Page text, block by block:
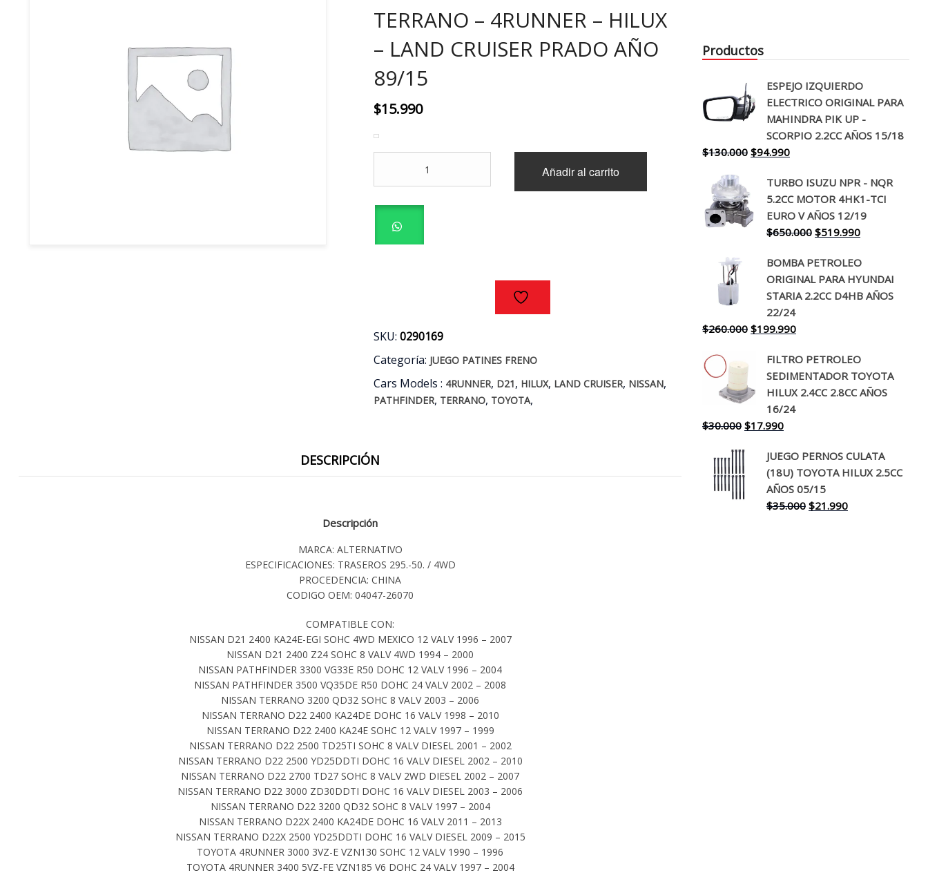
TERRANO – 4RUNNER – HILUX
– LAND CRUISER PRADO AÑO
89/15
$15.990
FRENO
NISSAN
PATHFINDER
HILUX
LAND
CRUISER
PRADO
AÑO
Añadir al carrito
SKU:0290169
Categoría: JUEGO PATINES FRENO
Cars Models : 4RUNNER, D21, HILUX, LAND CRUISER, NISSAN,
PATHFINDER, TERRANO, TOYOTA,
DESCRIPCIÓN
Descripción
MARCA: ALTERNATIVO
ESPECIFICACIONES: TRASEROS 295.-50. / 4WD
PROCEDENCIA: CHINA
CODIGO OEM: 04047-26070
COMPATIBLE CON:
NISSAN D21 2400 KA24E-EGI SOHC 4WD MEXICO 12 VALV 1996 – 2007
NISSAN D21 2400 Z24 SOHC 8 VALV 4WD 1994 – 2000
NISSAN PATHFINDER 3300 VG33E R50 DOHC 12 VALV 1996 – 2004
NISSAN PATHFINDER 3500 VQ35DE R50 DOHC 24 VALV 2002 – 2008
NISSAN TERRANO 3200 QD32 SOHC 8 VALV 2003 – 2006
NISSAN TERRANO D22 2400 KA24DE DOHC 16 VALV 1998 – 2010
NISSAN TERRANO D22 2400 KA24E SOHC 12 VALV 1997 – 1999
NISSAN TERRANO D22 2500 TD25TI SOHC 8 VALV DIESEL 2001 – 2002
NISSAN TERRANO D22 2500 YD25DDTI DOHC 16 VALV DIESEL 2002 – 2010
NISSAN TERRANO D22 2700 TD27 SOHC 8 VALV 2WD DIESEL 2002 – 2007
NISSAN TERRANO D22 3000 ZD30DDTI DOHC 16 VALV DIESEL 2003 – 2006
NISSAN TERRANO D22 3200 QD32 SOHC 8 VALV 1997 – 2004
NISSAN TERRANO D22X 2400 KA24DE DOHC 16 VALV 2011 – 2013
NISSAN TERRANO D22X 2500 YD25DDTI DOHC 16 VALV DIESEL 2009 – 2015
TOYOTA 4RUNNER 3000 3VZ-E VZN130 SOHC 12 VALV 1990 – 1996
TOYOTA 4RUNNER 3400 5VZ-FE VZN185 V6 DOHC 24 VALV 1997 – 2004
Productos
ESPEJO IZQUIERDO
ELECTRICO ORIGINAL PARA
MAHINDRA PIK UP -
SCORPIO 2.2CC AÑOS 15/18
$130.000 El
original
era:
$130.000.
$94.990El
actual
es:
$94.990.
TURBO ISUZU NPR - NQR
5.2CC MOTOR 4HK1-TCI
EURO V AÑOS 12/19
$650.000 El
original
era:
$650.000.
$519.990El
actual
es:
$519.990.
BOMBA PETROLEO
ORIGINAL PARA HYUNDAI
STARIA 2.2CC D4HB AÑOS
22/24
$260.000 El
original
era:
$260.000.
$199.990El
actual
es:
$199.990.
FILTRO PETROLEO
SEDIMENTADOR TOYOTA
HILUX 2.4CC 2.8CC AÑOS
16/24
$30.000 El
original
era:
$30.000.
$17.990El
actual
es:
$17.990.
JUEGO PERNOS CULATA
(18U) TOYOTA HILUX 2.5CC
AÑOS 05/15
$35.000 El
$21.990El